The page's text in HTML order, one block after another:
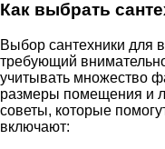
Как выбрать
Выбор сантехники для
требующий
учитывать множество
размеры помещения и
советы, которые
включают: